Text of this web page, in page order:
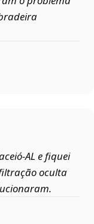
e fiquei
oculta